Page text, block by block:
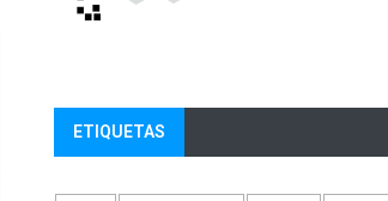
ETIQUETAS